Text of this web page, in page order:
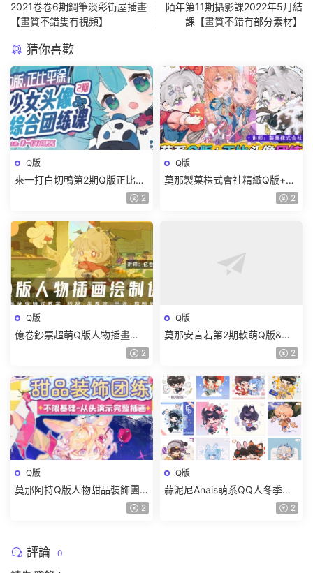
2021卷卷6期鋼筆淡彩街屋插畫
【畫質不錯隻有視頻】
陌年第11期攝影課2022年5月結
課【畫質不錯有部分素材】
猜你喜歡
Q版
來一打白切鴨第2期Q版正比平
2025【畫質高清有課件沒筆
刷】
2
Q版
莫那製菓株式會社精緻Q版+正
比頭像團練2024【畫質高清有
2
Q版
億卷鈔票超萌Q版人物插畫
2025【畫質高清隻有視頻】 2
Q版
莫那安言若第2期軟萌Q版&清
新色彩團練2024【畫質高清有
2
Q版
莫那阿持Q版人物甜品裝飾團
練2024【畫質高清隻有視頻】
2
Q版
蒜泥尼Anais萌系QQ人冬季團
練插畫教程【畫質不錯有筆刷2
評論 0